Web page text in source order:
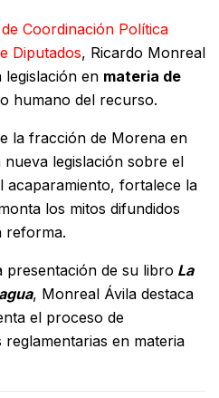
Coordinación Política
Diputados, Ricardo Monreal
legislación en materia de
humano del recurso.
la fracción de Morena en
legislación sobre el
acaparamiento, fortalece la
los mitos difundidos
reforma.
presentación de su libro La
, Monreal Ávila destaca
el proceso de
en materia